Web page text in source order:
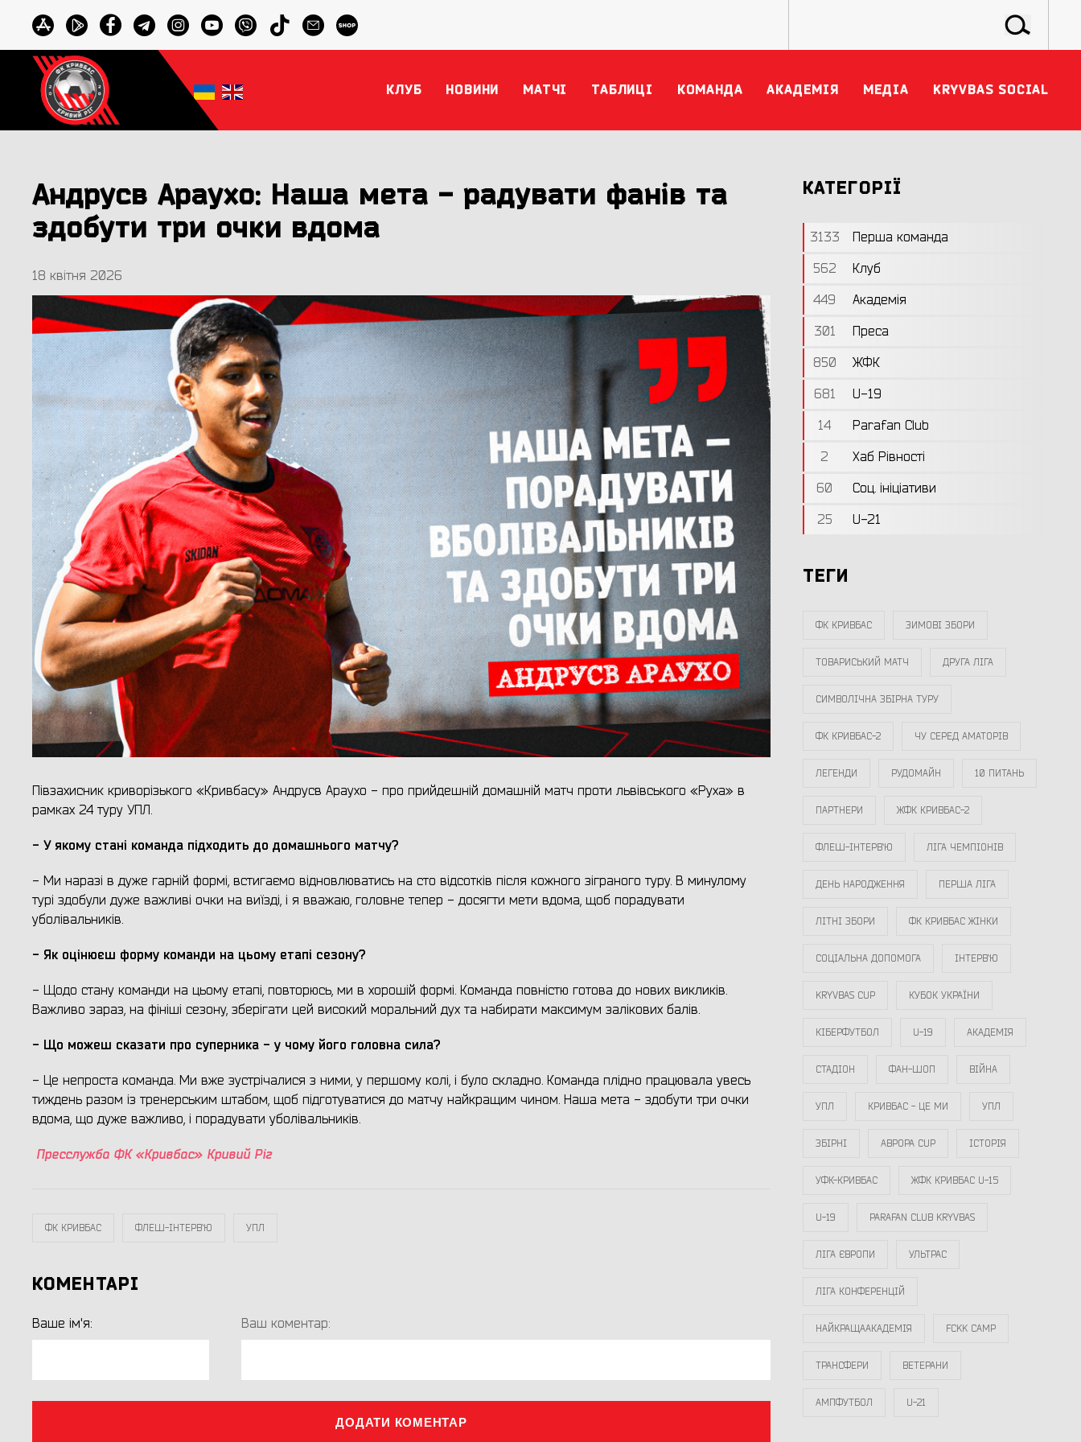
КЛУБ НОВИНИ МАТЧІ ТАБЛИЦІ КОМАНДА АКАДЕМІЯ МЕДІА KRYVBAS SOCIAL
Андрусв Араухо: Наша мета - радувати фанів та
здобути три очки вдома
18 квітня 2026
Півзахисник криворізького «Кривбасу» Андрусв Араухо - про прийдешній домашній матч проти львівського «Руха» в
рамках 24 туру УПЛ.
- У якому стані команда підходить до домашнього матчу?
- Ми наразі в дуже гарній формі, встигаємо відновлюватись на сто відсотків після кожного зіграного туру. В минулому
турі здобули дуже важливі очки на виїзді, і я вважаю, головне тепер - досягти мети вдома, щоб порадувати
уболівальників.
- Як оцінюєш форму команди на цьому етапі сезону?
- Щодо стану команди на цьому етапі, повторюсь, ми в хорошій формі. Команда повністю готова до нових викликів.
Важливо зараз, на фініші сезону, зберігати цей високий моральний дух та набирати максимум залікових балів.
- Що можеш сказати про суперника - у чому його головна сила?
- Це непроста команда. Ми вже зустрічалися з ними, у першому колі, і було складно. Команда плідно працювала увесь
тиждень разом із тренерським штабом, щоб підготуватися до матчу найкращим чином. Наша мета - здобути три очки
вдома, що дуже важливо, і порадувати уболівальників.
Пресслужба ФК «Кривбас» Кривий Ріг
ФК КРИВБАС ФЛЕШ-ІНТЕРВ`Ю УПЛ
КОМЕНТАРІ
Ваше ім'я: Ваш коментар:
ДОДАТИ КОМЕНТАР
КАТЕГОРІЇ
3133
Перша команда
562
Клуб
449
Академія
301
Преса
850
ЖФК
681
U-19
14
Parafan Club
2
Хаб Рівності
60
Соц. ініціативи
25
U-21
ТЕГИ
ФК КРИВБАС ЗИМОВІ ЗБОРИ
ТОВАРИСЬКИЙ МАТЧ ДРУГА ЛІГА
СИМВОЛІЧНА ЗБІРНА ТУРУ
ФК КРИВБАС-2 ЧУ СЕРЕД АМАТОРІВ
ЛЕГЕНДИ РУДОМАЙН 10 ПИТАНЬ
ПАРТНЕРИ ЖФК КРИВБАС-2
ФЛЕШ-ІНТЕРВ`Ю ЛІГА ЧЕМПІОНІВ
ДЕНЬ НАРОДЖЕННЯ ПЕРША ЛІГА
ЛІТНІ ЗБОРИ ФК КРИВБАС ЖІНКИ
СОЦІАЛЬНА ДОПОМОГА ІНТЕРВ`Ю
KRYVBAS CUP КУБОК УКРАЇНИ
КІБЕРФУТБОЛ U-19 АКАДЕМІЯ
СТАДІОН ФАН-ШОП ВІЙНА
УПЛ КРИВБАС - ЦЕ МИ УПЛ
ЗБІРНІ АВРОРА CUP ІСТОРІЯ
УФК-КРИВБАС ЖФК КРИВБАС U-15
U-19 PARAFAN CLUB KRYVBAS
ЛІГА ЄВРОПИ УЛЬТРАС
ЛІГА КОНФЕРЕНЦІЙ
НАЙКРАЩААКАДЕМІЯ FCKK CAMP
ТРАНСФЕРИ ВЕТЕРАНИ
АМПФУТБОЛ U-21